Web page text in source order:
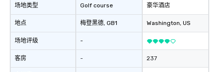
keeping them
engaged. Skill
in a real-life relatable
ends. Let us help you strengthen your
team - on purpose.
场地类型
地点
场地评级
客房
Golf course
梅登黑德, GB1
-
-
豪华酒店
Washington, US
237